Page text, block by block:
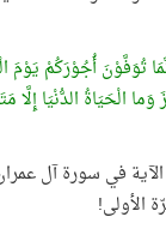
تُوَفَّوْنَ أُجُوْرَكُمْ يَوْمَ
الْحَيَاةُ الدُّنْيَا إِلَّا
في سورة آل
الأولى!